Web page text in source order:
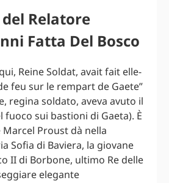
Relatore
Fatta Del Bosco
Reine Soldat, avait fait elle-
feu sur le rempart de Gaete”
regina soldato, aveva avuto il
sui bastioni di Gaeta). È
Proust dà nella
Sofia di Baviera, la giovane
II di Borbone, ultimo Re delle
elegante